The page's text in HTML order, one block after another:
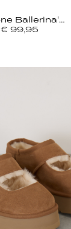
Bilbao Pitone Ballerina's Bruin
€ 99,95